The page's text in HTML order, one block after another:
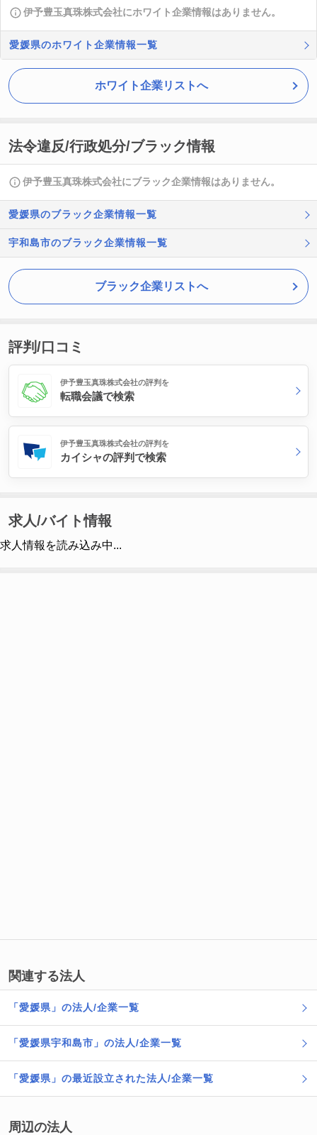
伊予豊玉真珠株式会社にホワイト企業情報はありません。
愛媛県のホワイト企業情報一覧
ホワイト企業リストへ
法令違反/行政処分/ブラック情報
伊予豊玉真珠株式会社にブラック企業情報はありません。
愛媛県のブラック企業情報一覧
宇和島市のブラック企業情報一覧
ブラック企業リストへ
評判/口コミ
伊予豊玉真珠株式会社の評判を
転職会議で検索
伊予豊玉真珠株式会社の評判を
カイシャの評判で検索
求人/バイト情報
求人情報を読み込み中...
関連する法人
「愛媛県」の法人/企業一覧
「愛媛県宇和島市」の法人/企業一覧
「愛媛県」の最近設立された法人/企業一覧
周辺の法人